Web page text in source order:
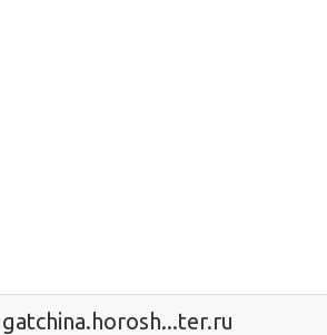
gatchina.horosh...ter.ru